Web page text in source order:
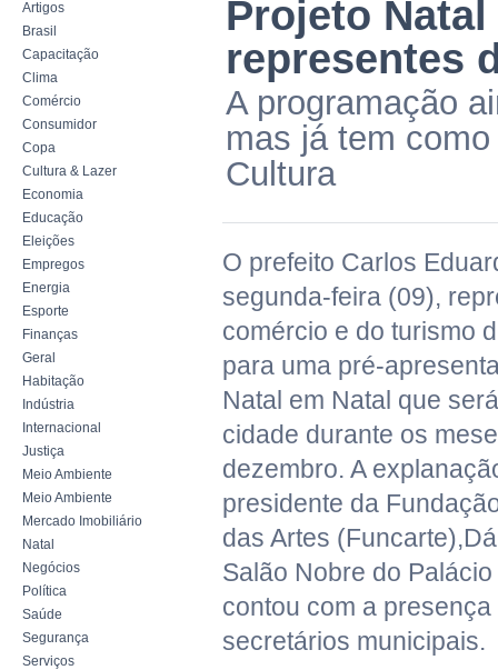
Artigos
Brasil
Capacitação
Clima
Comércio
Consumidor
Copa
Cultura & Lazer
Economia
Educação
Eleições
Empregos
Energia
Esporte
Finanças
Geral
Habitação
Indústria
Internacional
Justiça
Meio Ambiente
Meio Ambiente
Mercado Imobiliário
Natal
Negócios
Política
Saúde
Segurança
Serviços
Projeto
representes
A programação
mas já tem
Cultura
O prefeito Carlos
segunda-feira (09),
comércio e do turismo
para uma pré-
Natal em Natal que
cidade durante os
dezembro. A
presidente da
das Artes
Salão Nobre do
contou com a
secretários municipais.